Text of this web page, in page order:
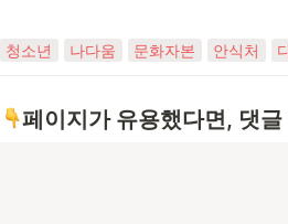
청소년 나다움 문화자본 안식처
페이지가 유용했다면, 댓